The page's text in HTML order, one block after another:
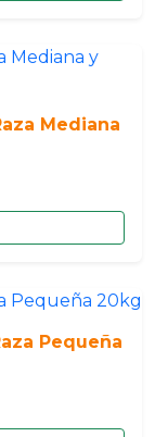
Mediana
Pequeña